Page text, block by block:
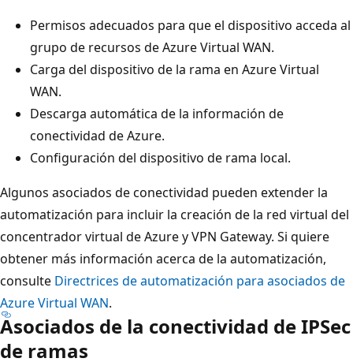
Permisos adecuados para que el dispositivo acceda al
grupo de recursos de Azure Virtual WAN.
Carga del dispositivo de la rama en Azure Virtual
WAN.
Descarga automática de la información de
conectividad de Azure.
Configuración del dispositivo de rama local.
Algunos asociados de conectividad pueden extender la
automatización para incluir la creación de la red virtual del
concentrador virtual de Azure y VPN Gateway. Si quiere
obtener más información acerca de la automatización,
consulte Directrices de automatización para asociados de
Azure Virtual WAN.
Asociados de la conectividad de IPSec
de ramas